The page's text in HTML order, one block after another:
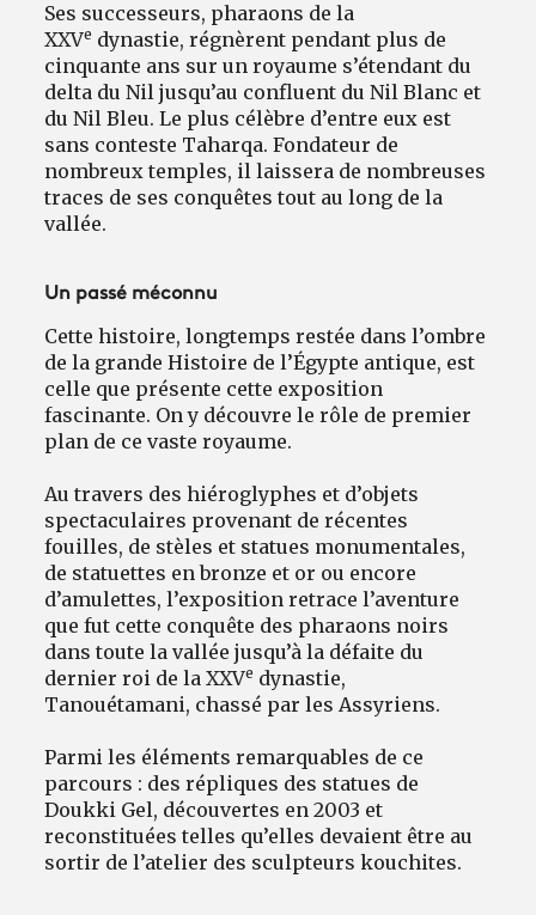
Ses successeurs, pharaons de la
XXVe dynastie, régnèrent pendant plus de
cinquante ans sur un royaume s’étendant du
delta du Nil jusqu’au confluent du Nil Blanc et
du Nil Bleu. Le plus célèbre d’entre eux est
sans conteste Taharqa. Fondateur de
nombreux temples, il laissera de nombreuses
traces de ses conquêtes tout au long de la
vallée.
Un passé méconnu
Cette histoire, longtemps restée dans l’ombre
de la grande Histoire de l’Égypte antique, est
celle que présente cette exposition
fascinante. On y découvre le rôle de premier
plan de ce vaste royaume.
Au travers des hiéroglyphes et d’objets
spectaculaires provenant de récentes
fouilles, de stèles et statues monumentales,
de statuettes en bronze et or ou encore
d’amulettes, l’exposition retrace l’aventure
que fut cette conquête des pharaons noirs
dans toute la vallée jusqu’à la défaite du
dernier roi de la XXVe dynastie,
Tanouétamani, chassé par les Assyriens.
Parmi les éléments remarquables de ce
parcours : des répliques des statues de
Doukki Gel, découvertes en 2003 et
reconstituées telles qu’elles devaient être au
sortir de l’atelier des sculpteurs kouchites.